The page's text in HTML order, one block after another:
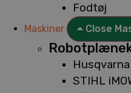
Fodtøj
Maskiner Close
STIHL